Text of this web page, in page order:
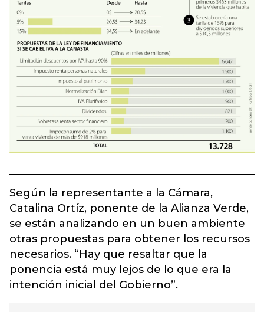
Según la representante a la Cámara,
Catalina Ortíz, ponente de la Alianza Verde,
se están analizando en un buen ambiente
otras propuestas para obtener los recursos
necesarios. “Hay que resaltar que la
ponencia está muy lejos de lo que era la
intención inicial del Gobierno”.